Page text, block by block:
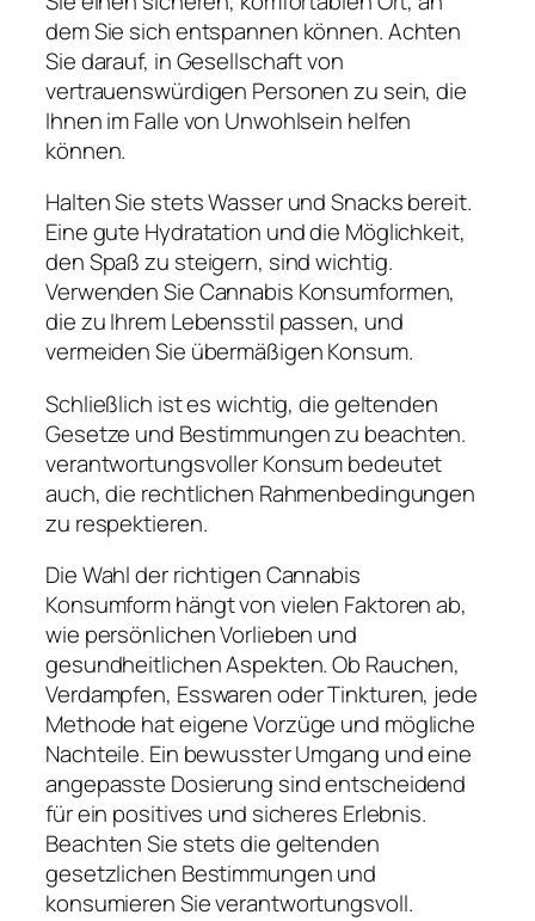
dem Sie sich entspannen können. Achten
Sie darauf, in Gesellschaft von
vertrauenswürdigen Personen zu sein, die
Ihnen im Falle von Unwohlsein helfen
können.
Halten Sie stets Wasser und Snacks bereit.
Eine gute Hydratation und die Möglichkeit,
den Spaß zu steigern, sind wichtig.
Verwenden Sie Cannabis Konsumformen,
die zu Ihrem Lebensstil passen, und
vermeiden Sie übermäßigen Konsum.
Schließlich ist es wichtig, die geltenden
Gesetze und Bestimmungen zu beachten.
verantwortungsvoller Konsum bedeutet
auch, die rechtlichen Rahmenbedingungen
zu respektieren.
Die Wahl der richtigen Cannabis
Konsumform hängt von vielen Faktoren ab,
wie persönlichen Vorlieben und
gesundheitlichen Aspekten. Ob Rauchen,
Verdampfen, Esswaren oder Tinkturen, jede
Methode hat eigene Vorzüge und mögliche
Nachteile. Ein bewusster Umgang und eine
angepasste Dosierung sind entscheidend
für ein positives und sicheres Erlebnis.
Beachten Sie stets die geltenden
gesetzlichen Bestimmungen und
konsumieren Sie verantwortungsvoll.